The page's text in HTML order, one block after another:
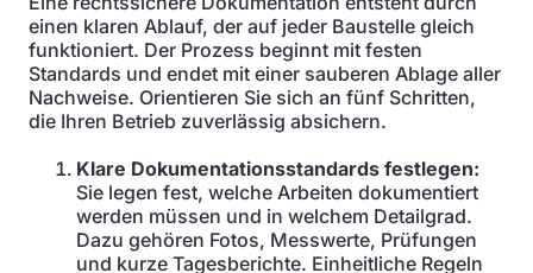
einen klaren Ablauf, der auf jeder Baustelle gleich
funktioniert. Der Prozess beginnt mit festen
Standards und endet mit einer sauberen Ablage aller
Nachweise. Orientieren Sie sich an fünf Schritten,
die Ihren Betrieb zuverlässig absichern.
Klare Dokumentationsstandards festlegen:
Sie legen fest, welche Arbeiten dokumentiert
werden müssen und in welchem Detailgrad.
Dazu gehören Fotos, Messwerte, Prüfungen
und kurze Tagesberichte. Einheitliche Regeln